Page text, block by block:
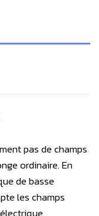
pas de champs
ordinaire. En
de basse
les champs